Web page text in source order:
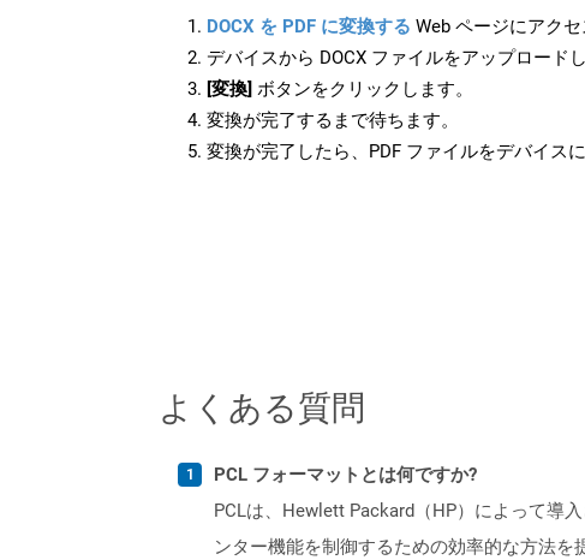
DOCX を PDF に変換する Web ページにアクセ
デバイスから DOCX ファイルをアップロードし
[変換] ボタンをクリックします。
変換が完了するまで待ちます。
変換が完了したら、PDF ファイルをデバイス
よくある質問
PCL フォーマットとは何ですか?
PCLは、Hewlett Packard（HP）によって導
ンター機能を制御するための効率的な方法